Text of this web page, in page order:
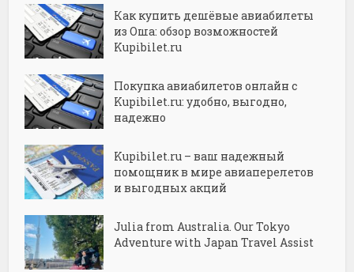
Как купить дешёвые авиабилеты
из Оша: обзор возможностей
Kupibilet.ru
Покупка авиабилетов онлайн с
Kupibilet.ru: удобно, выгодно,
надежно
Kupibilet.ru – ваш надежный
помощник в мире авиаперелетов
и выгодных акций
Julia from Australia. Our Tokyo
Adventure with Japan Travel Assist